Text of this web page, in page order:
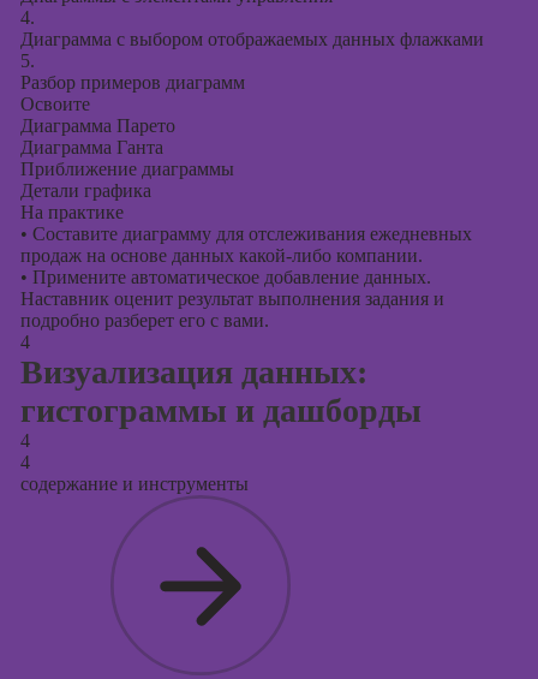
4.
Диаграмма с выбором отображаемых данных флажками
5.
Разбор примеров диаграмм
Освоите
Диаграмма Парето
Диаграмма Ганта
Приближение диаграммы
Детали графика
На практике
• Составите диаграмму для отслеживания ежедневных
продаж на основе данных какой-либо компании.
• Примените автоматическое добавление данных.
Наставник оценит результат выполнения задания и
подробно разберет его с вами.
4
Визуализация данных:
гистограммы и дашборды
4
4
содержание и инструменты